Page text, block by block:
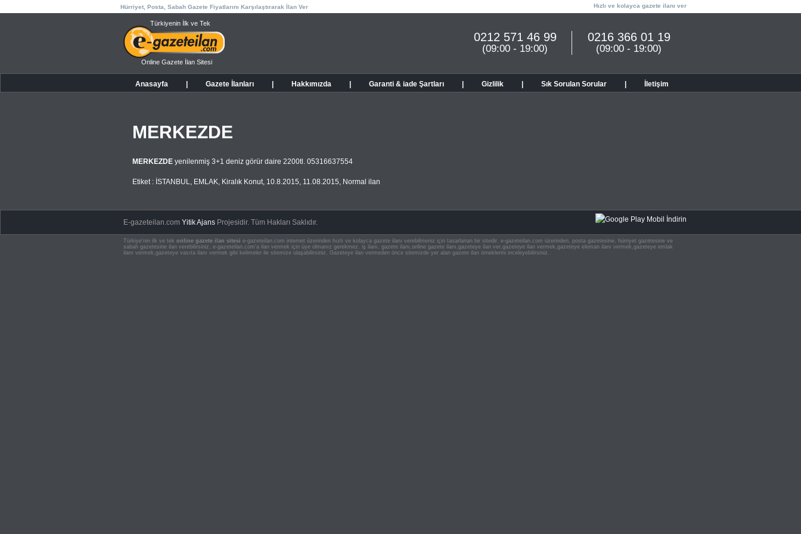
Hürriyet, Posta, Sabah Gazete Fiyatlarını Karşılaştırarak İlan Ver Hızlı ve kolayca gazete ilanı ver
Türkiyenin İlk ve Tek
Online Gazete İlan Sitesi
0216 366 01 19
(09:00 - 19:00)
0212 571 46 99
(09:00 - 19:00)
Anasayfa Gazete İlanları Hakkımızda Garanti & iade Şartları Gizlilik Sık Sorulan Sorular İletişim
MERKEZDE
MERKEZDE yenilenmiş 3+1 deniz görür daire 2200tl. 05316637554
Etiket : İSTANBUL, EMLAK, Kiralık Konut, 10.8.2015, 11.08.2015, Normal ilan
E-gazeteilan.comYitik Ajans Projesidir.Tüm Hakları Saklıdır.
Türkiye'nin ilk ve tek online gazete ilan sitesi e-gazeteilan.com internet üzerinden hızlı ve kolayca gazete ilanı verebilmeniz için tasarlanan bir sitedir. e-gazeteilan.com üzerinden, posta gazetesine, hürriyet gazetesine ve
sabah gazetesine ilan verebilirsiniz. e-gazeteilan.com'a ilan vermek için üye olmanız gerekmez. iş ilanı, gazete ilanı,online gazete ilanı,gazeteye ilan ver,gazeteye ilan vermek,gazeteye eleman ilanı vermek,gazeteye emlak
ilanı vermek,gazeteye vasıta ilanı vermek gibi kelimeler ile sitemize ulaşabilirsiniz. Gazeteye ilan vermeden önce sitemizde yer alan gazete ilan örneklerini inceleyebilirsiniz.